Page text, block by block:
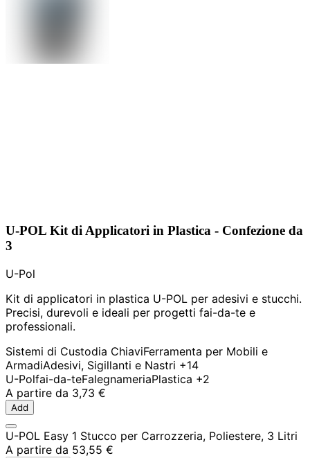
U-POL Kit di Applicatori in Plastica - Confezione da
3
U-Pol
Kit di applicatori in plastica U-POL per adesivi e stucchi.
Precisi, durevoli e ideali per progetti fai-da-te e
professionali.
Sistemi di Custodia ChiaviFerramenta per Mobili e
ArmadiAdesivi, Sigillanti e Nastri +14
U-Polfai-da-teFalegnameriaPlastica +2
A partire da 3,73 €
Add
U-POL Easy 1 Stucco per Carrozzeria, Poliestere, 3 Litri
A partire da 53,55 €